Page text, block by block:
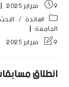
9 فبراير 2025
اساتذة /
الجامعة
9 فبراير 2025
انطلاق